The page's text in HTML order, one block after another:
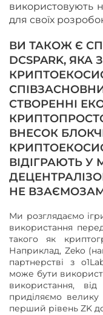
використовують
для своїх
ВИ ТАКОЖ Є
DCSPARK,
СТВОРЕННІ
ВНЕСОК
ВІДІГРАЮТЬ
НЕ
Ми розглядаємо
використання
такого як
Наприклад, Zeko
партнерстві з
може бути
використання,
приділяємо
перший рівень ZK